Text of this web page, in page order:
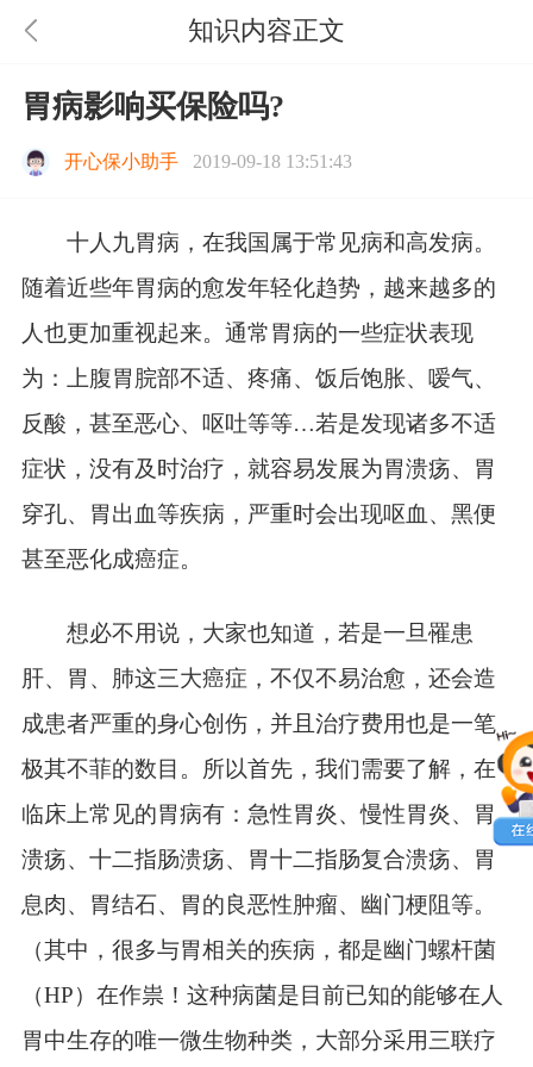
知识内容正文
胃病影响买保险吗?
开心保小助手 2019-09-18 13:51:43
十人九胃病，在我国属于常见病和高发病。
随着近些年胃病的愈发年轻化趋势，越来越多的
人也更加重视起来。通常胃病的一些症状表现
为：上腹胃脘部不适、疼痛、饭后饱胀、嗳气、
反酸，甚至恶心、呕吐等等…若是发现诸多不适
症状，没有及时治疗，就容易发展为胃溃疡、胃
穿孔、胃出血等疾病，严重时会出现呕血、黑便
甚至恶化成癌症。
想必不用说，大家也知道，若是一旦罹患
肝、胃、肺这三大癌症，不仅不易治愈，还会造
成患者严重的身心创伤，并且治疗费用也是一笔
极其不菲的数目。所以首先，我们需要了解，在
临床上常见的胃病有：急性胃炎、慢性胃炎、胃
溃疡、十二指肠溃疡、胃十二指肠复合溃疡、胃
息肉、胃结石、胃的良恶性肿瘤、幽门梗阻等。
（其中，很多与胃相关的疾病，都是幽门螺杆菌
（HP）在作祟！这种病菌是目前已知的能够在人
胃中生存的唯一微生物种类，大部分采用三联疗